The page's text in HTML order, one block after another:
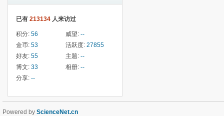
已有 213134 人来访过
积分: 56 威望: --
金币: 53 活跃度: 27855
好友: 55 主题: --
博文: 33 相册: --
分享: --
Powered by ScienceNet.cn